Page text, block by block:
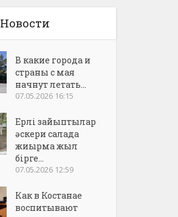
Новости
В какие города и
страны с мая
начнут летать...
07.05.2026 16:15
Ерлі зайыптылар
әскери салада
жиырма жыл
бірге...
07.05.2026 12:59
Как в Костанае
воспитывают